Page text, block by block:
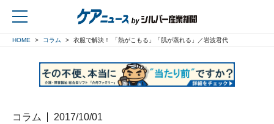
HOME コラム 衣服で解決！ 「熱がこもる」「肌が蒸れる」／岩波君代
コラム 2017/10/01